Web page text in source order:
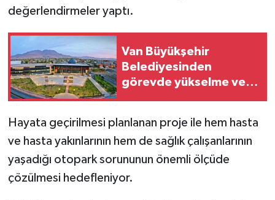
değerlendirmeler yaptı.
Van Büyükşehir
Belediyesinden
görevde yükselme ve
Hayata geçirilmesi planlanan proje ile hem hasta
ve hasta yakınlarının hem de sağlık çalışanlarının
yaşadığı otopark sorununun önemli ölçüde
çözülmesi hedefleniyor.